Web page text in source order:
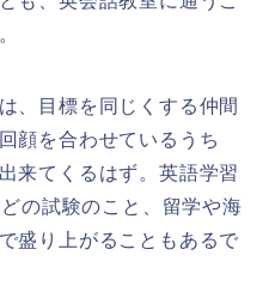
、目標を同じくする仲間
顔を合わせているうち
来てくるはず。英語学習
の試験のこと、留学や海
盛り上がることもあるで